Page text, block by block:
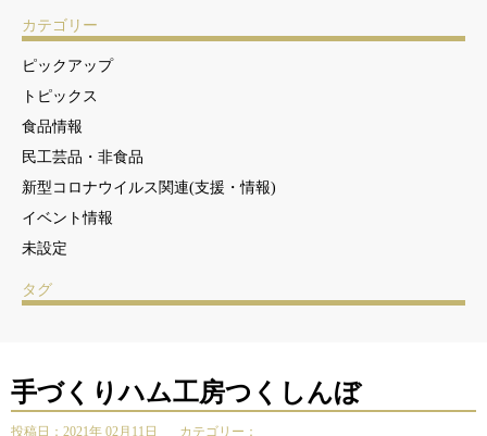
カテゴリー
ピックアップ
トピックス
食品情報
民工芸品・非食品
新型コロナウイルス関連(支援・情報)
イベント情報
未設定
タグ
手づくりハム工房つくしんぼ
投稿日：2021年 02月11日 カテゴリー：